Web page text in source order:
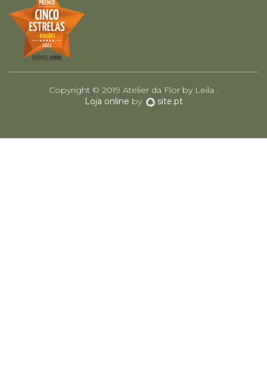
Copyright © 2019 Atelier da Flor by Leila .
Loja online by site.pt